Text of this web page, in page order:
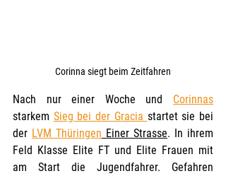
Corinna siegt beim Zeitfahren
Nach nur einer Woche und Corinnas
starkem Sieg bei der Gracia startet sie bei
der LVM Thüringen Einer Strasse. In ihrem
Feld Klasse Elite FT und Elite Frauen mit
am Start die Jugendfahrer. Gefahren